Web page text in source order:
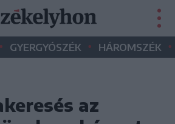
• GYERGYÓSZÉK • HÁROMSZÉK •
az